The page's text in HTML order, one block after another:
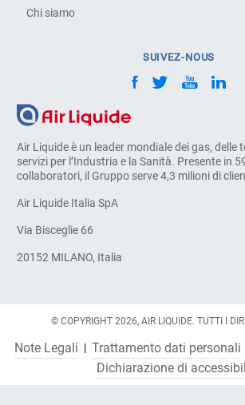
Air Liquide è un leader mondiale dei gas, delle
servizi per l’Industria e la Sanità. Presente in
collaboratori, il Gruppo serve 4,3 milioni di
Air Liquide Italia SpA
Via Bisceglie 66
20152 MILANO, Italia
Chi siamo
SUIVEZ-NOUS
© COPYRIGHT 2026, AIR LIQUIDE. TUTTI I
Note Legali Trattamento dati personali
Dichiarazione di